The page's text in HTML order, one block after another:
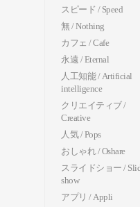
スピード / Speed
無 / Nothing
カフェ / Cafe
永遠 / Eternal
人工知能 / Artificial
intelligence
クリエイティブ /
Creative
人気 / Pops
おしゃれ / Oshare
スライドショー /
show
アプリ / Appli